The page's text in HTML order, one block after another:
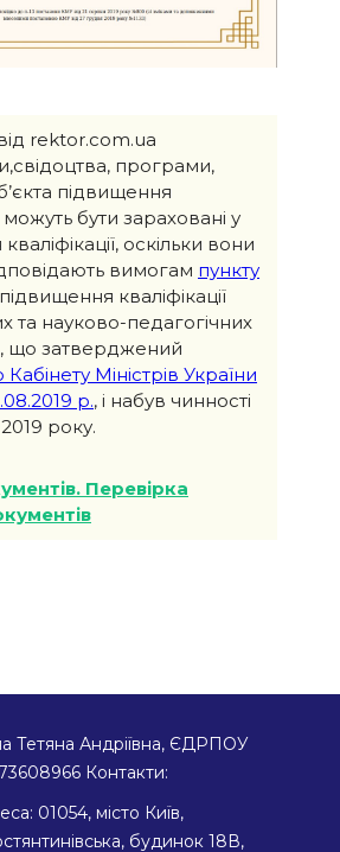
rektor.com.ua
програми,
підвищення
можуть бути зараховані у
оскільки вони
вимогам пункту
кваліфікації
та науково-педагогічних
що затверджений
Міністрів України
р., і набув чинності
року.
Перевірка
Тетяна Андріївна, ЄДРПОУ
Контакти:
01054, місто Київ,
будинок 18В,